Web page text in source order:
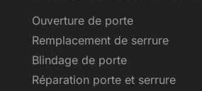
Ouverture de porte
Remplacement de serrure
Blindage de porte
Réparation porte et serrure